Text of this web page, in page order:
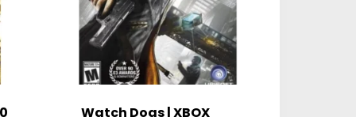
Watch Dogs | XBOX